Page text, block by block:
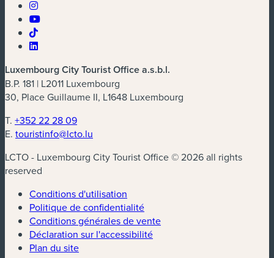
Luxembourg City Tourist Office a.s.b.l.
B.P. 181 | L2011 Luxembourg
30, Place Guillaume II, L1648 Luxembourg
T. +352 22 28 09
E. touristinfo@lcto.lu
LCTO - Luxembourg City Tourist Office © 2026 all rights
reserved
Conditions d'utilisation
Politique de confidentialité
Conditions générales de vente
Déclaration sur l'accessibilité
Plan du site